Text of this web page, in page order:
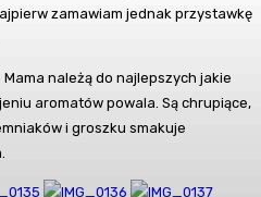
zamawiam jednak przystawkę
należą do najlepszych jakie
aromatów powala. Są chrupiące,
i groszku smakuje